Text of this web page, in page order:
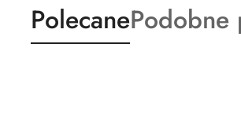
Produkty
o
PolecaneProdukty
o
Podobne